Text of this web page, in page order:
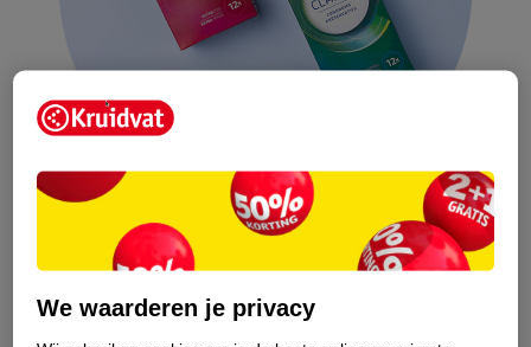
Koperspiraaltje
Een koperspiraaltje wordt door je huisarts in je baarmoeder
We waarderen je privacy